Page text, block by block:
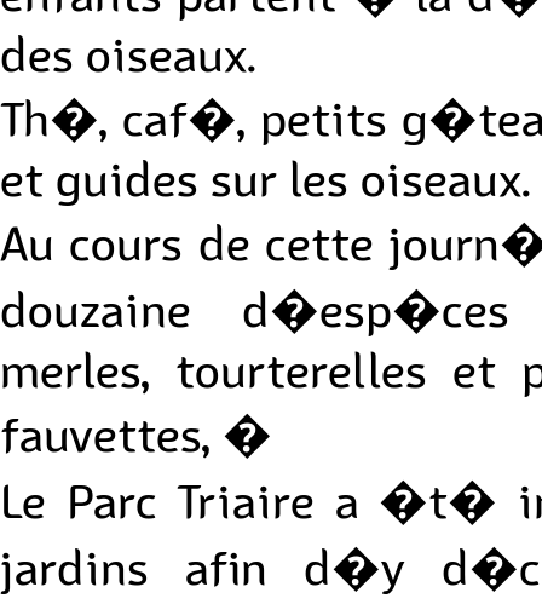
des oiseaux.
Th�, caf�, petits
et guides sur les oiseaux.
Au cours de cette
douzaine
merles, tourterelles et
fauvettes, �
Le Parc Triaire a �t�
jardins afin d�y